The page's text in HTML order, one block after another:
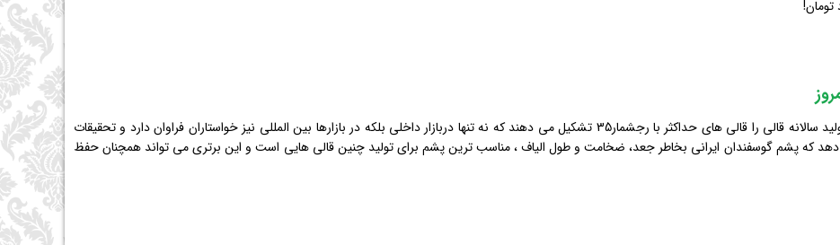
بخش قابل توجهی از تولید سالانه قالی را قالی های حداکثر با رجشمار35 تشکیل می دهند که نه تنها دربازار داخلی بلکه در بازارها بین المللی نیز خواستاران فراوان دارد و تحقیقات
که پشم گوسفندان ایرانی بخاطر جعد، ضخامت و طول الیاف ، مناسب ترین پشم برای تولید چنین قالی هایی است و این برتری می تواند همچنان حفظ